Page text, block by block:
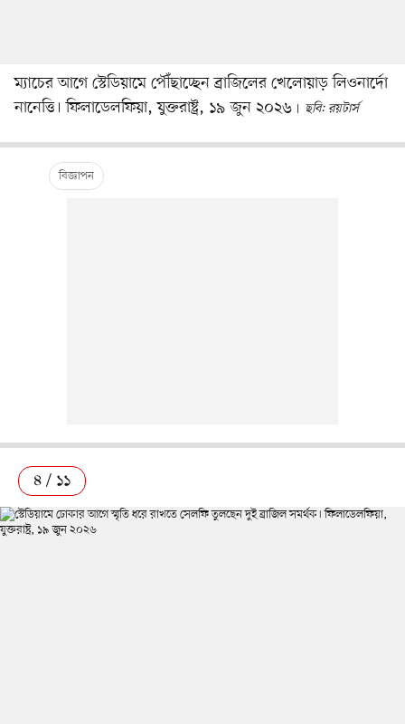
ম্যাচের আগে স্টেডিয়ামে পৌঁছাচ্ছেন ব্রাজিলের খেলোয়াড় লিওনার্দো
নানেত্তি। ফিলাডেলফিয়া, যুক্তরাষ্ট্র, ১৯ জুন ২০২৬
ছবি: রয়টার্স
৪ / ১১